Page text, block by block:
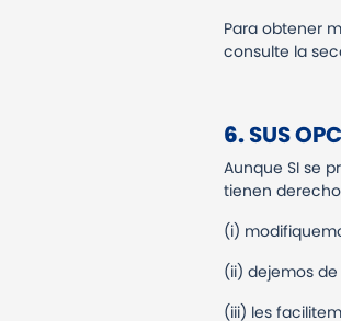
Para obtener
consulte la
6.SUS
Aunque SI se
tienen
(i)
(ii) dejemos
(iii) les